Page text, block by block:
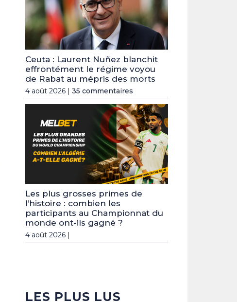
Ceuta : Laurent Nuñez blanchit
effrontément le régime voyou
de Rabat au mépris des morts
4 août 2026 | 35 commentaires
Les plus grosses primes de
l’histoire : combien les
participants au Championnat du
monde ont-ils gagné ?
4 août 2026 |
LES PLUS LUS